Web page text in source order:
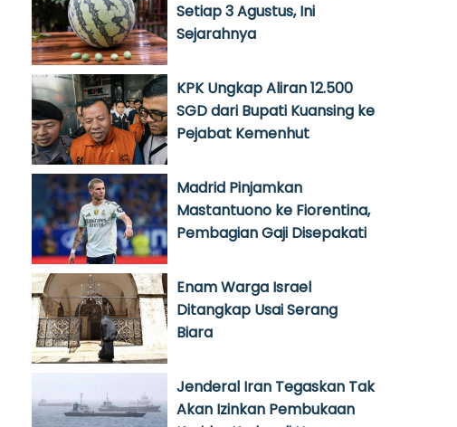
Setiap 3 Agustus, Ini
Sejarahnya
KPK Ungkap Aliran 12.500
SGD dari Bupati Kuansing ke
Pejabat Kemenhut
Madrid Pinjamkan
Mastantuono ke Fiorentina,
Pembagian Gaji Disepakati
Enam Warga Israel
Ditangkap Usai Serang
Biara
Jenderal Iran Tegaskan Tak
Akan Izinkan Pembukaan